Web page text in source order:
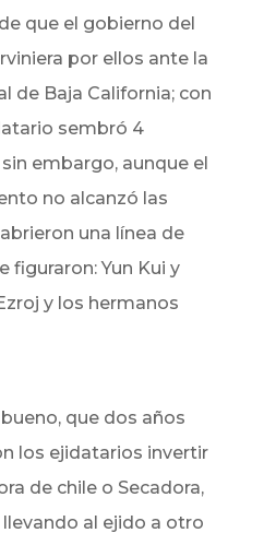
que el gobierno del
por ellos ante la
de Baja California; con
sembró 4
embargo, aunque el
no alcanzó las
una línea de
figuraron: Yun Kui y
y los hermanos
que dos años
los ejidatarios invertir
de chile o Secadora,
al ejido a otro